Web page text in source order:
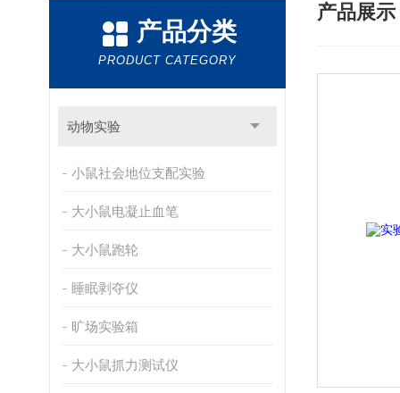
产品分类
PRODUCT CATEGORY
动物实验
小鼠社会地位支配实验
大小鼠电凝止血笔
大小鼠跑轮
睡眠剥夺仪
旷场实验箱
大小鼠抓力测试仪
产品展示